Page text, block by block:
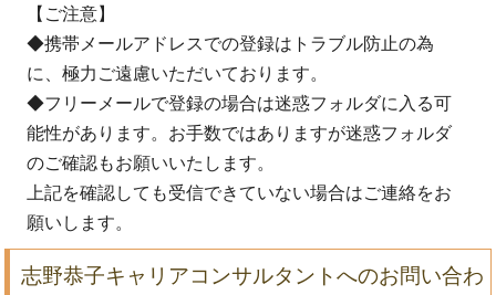
【ご注意】
◆携帯メールアドレスでの登録はトラブル防止の為
に、極力ご遠慮いただいております。
◆フリーメールで登録の場合は迷惑フォルダに入る可
能性があります。お手数ではありますが迷惑フォルダ
のご確認もお願いいたします。
上記を確認しても受信できていない場合はご連絡をお
願いします。
志野恭子キャリアコンサルタントへのお問い合わ